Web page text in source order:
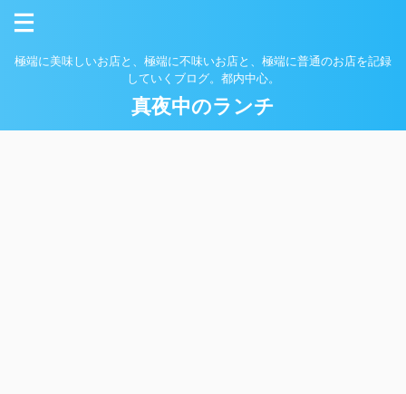
極端に美味しいお店と、極端に不味いお店と、極端に普通のお店を記録
していくブログ。都内中心。
真夜中のランチ